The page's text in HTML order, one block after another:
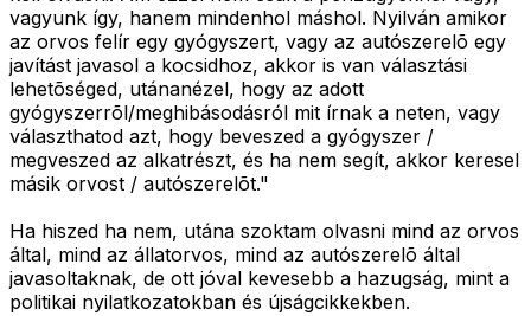
vagyunk így, hanem mindenhol máshol. Nyilván amikor
az orvos felír egy gyógyszert, vagy az autószerelõ egy
javítást javasol a kocsidhoz, akkor is van választási
lehetõséged, utánanézel, hogy az adott
gyógyszerrõl/meghibásodásról mit írnak a neten, vagy
választhatod azt, hogy beveszed a gyógyszer /
megveszed az alkatrészt, és ha nem segít, akkor keresel
másik orvost / autószerelõt."
Ha hiszed ha nem, utána szoktam olvasni mind az orvos
által, mind az állatorvos, mind az autószerelõ által
javasoltaknak, de ott jóval kevesebb a hazugság, mint a
politikai nyilatkozatokban és újságcikkekben.